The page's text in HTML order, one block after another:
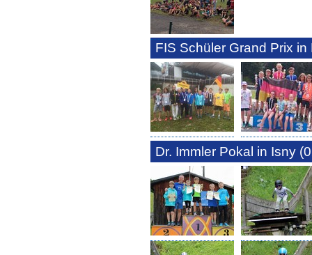
FIS Schüler Grand Prix
Dr. Immler Pokal in Isny